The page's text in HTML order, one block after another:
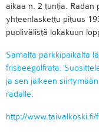
aikaa n. 2 tuntia. Radan
yhteenlaskettu pituus
puolivälistä lokakuun
Samalta parkkipaikalta
frisbeegolfrata.
ja sen jälkeen
radalle.
http://